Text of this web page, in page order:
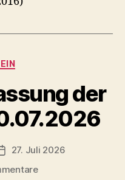
der
Veröffentlichungsdatum
27. Juli 2026
zu